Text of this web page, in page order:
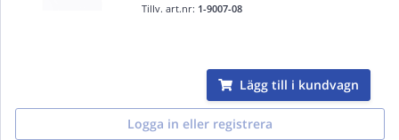
Tillv. art.nr: 1-9007-08
Lägg till i kundvagn
Logga in eller registrera